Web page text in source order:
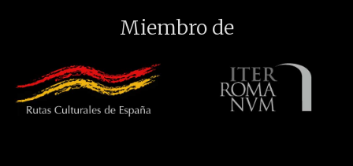
Miembro de